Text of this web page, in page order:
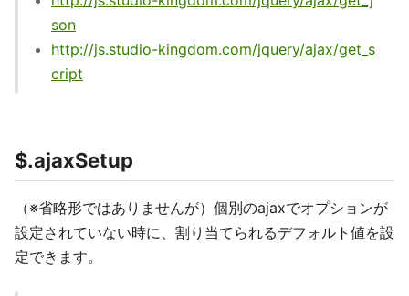
son
http://js.studio-kingdom.com/jquery/ajax/get_s
cript
$.ajaxSetup
（※省略形ではありませんが）個別のajaxでオプションが
設定されていない時に、割り当てられるデフォルト値を設
定できます。